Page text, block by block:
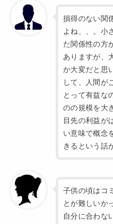
損得のない関
よね、、。小
た関係性の方
ありますが、
か大変だと思
して、人間が
とって有益な
のの規模を大
目先の利益が
い意味で概念
きるという話
子供の頃はコ
とが難しいか
自分に合わな